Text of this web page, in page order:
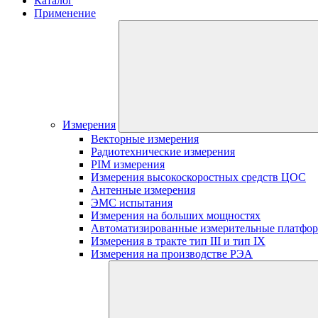
Применение
Измерения
Векторные измерения
Радиотехнические измерения
PIM измерения
Измерения высокоскоростных средств ЦОС
Антенные измерения
ЭМС испытания
Измерения на больших мощностях
Автоматизированные измерительные
Измерения в тракте тип III и тип IX
Измерения на производстве РЭА